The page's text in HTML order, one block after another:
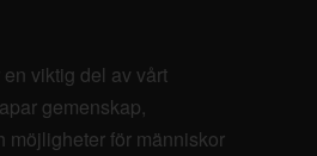
viktig del av vårt
gemenskap,
möjligheter för människor